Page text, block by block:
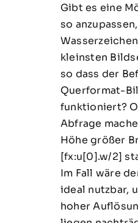
Gibt es eine
so
kleinsten
so dass der
Querformat-
funktioniert?
Abfrage
Höhe größer
[fx:u[0].w/2]
Im Fall wäre
ideal nutzbar,
hoher